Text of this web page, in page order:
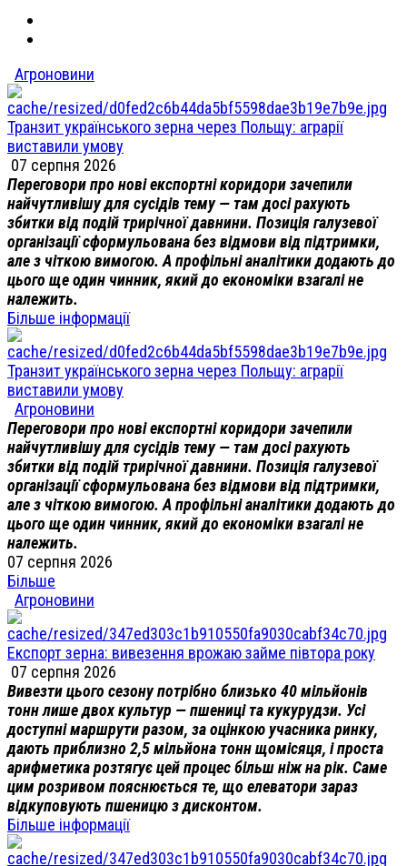
Агроновини
Транзит українського зерна через Польщу: аграрії
виставили умову
07 серпня 2026
Переговори про нові експортні коридори зачепили
найчутливішу для сусідів тему — там досі рахують
збитки від подій трирічної давнини. Позиція галузевої
організації сформульована без відмови від підтримки,
але з чіткою вимогою. А профільні аналітики додають до
цього ще один чинник, який до економіки взагалі не
належить.
Більше інформації
Транзит українського зерна через Польщу: аграрії
виставили умову
Агроновини
Переговори про нові експортні коридори зачепили
найчутливішу для сусідів тему — там досі рахують
збитки від подій трирічної давнини. Позиція галузевої
організації сформульована без відмови від підтримки,
але з чіткою вимогою. А профільні аналітики додають до
цього ще один чинник, який до економіки взагалі не
належить.
07 серпня 2026
Більше
Агроновини
Експорт зерна: вивезення врожаю займе півтора року
07 серпня 2026
Вивезти цього сезону потрібно близько 40 мільйонів
тонн лише двох культур — пшениці та кукурудзи. Усі
доступні маршрути разом, за оцінкою учасника ринку,
дають приблизно 2,5 мільйона тонн щомісяця, і проста
арифметика розтягує цей процес більш ніж на рік. Саме
цим розривом пояснюється те, що елеватори зараз
відкуповують пшеницю з дисконтом.
Більше інформації